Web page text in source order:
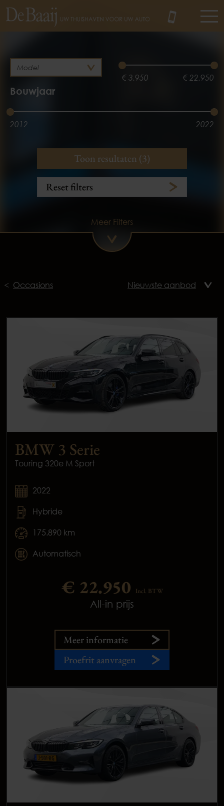
€ 3.950 € 22.950
Bouwjaar
2012 2022
Hybride
3.100 km 175.890 km
Toon resultaten (3)
Reset filters
Meer Filters
Occasions
BMW 3 Serie
Touring 320e M Sport
2022
Hybride
175.890 km
Automatisch
€ 22.950 Incl. BTW
All-in prijs
Meer informatie
Proefrit aanvragen